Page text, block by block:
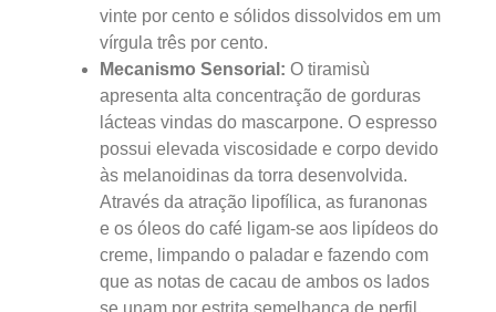
vinte por cento e sólidos dissolvidos em um
vírgula três por cento.
Mecanismo Sensorial: O tiramisù
apresenta alta concentração de gorduras
lácteas vindas do mascarpone. O espresso
possui elevada viscosidade e corpo devido
às melanoidinas da torra desenvolvida.
Através da atração lipofílica, as furanonas
e os óleos do café ligam-se aos lipídeos do
creme, limpando o paladar e fazendo com
que as notas de cacau de ambos os lados
se unam por estrita semelhança de perfil.